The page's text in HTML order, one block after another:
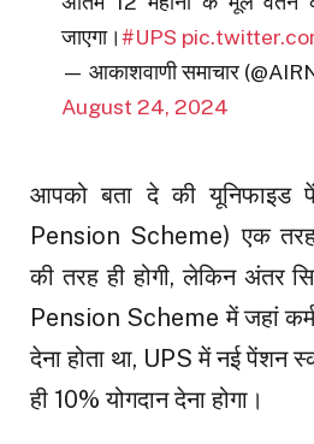
जाएगा।#UPS
— आकाशवाणी समाचार
August 24, 2024
आपको बता दे की यूनिफाइड
Pension Scheme) एक
की तरह ही होगी, लेकिन अंतर
Pension Scheme में जहां
देना होता था, UPS में नई पेंशन
ही 10% योगदान देना होगा।